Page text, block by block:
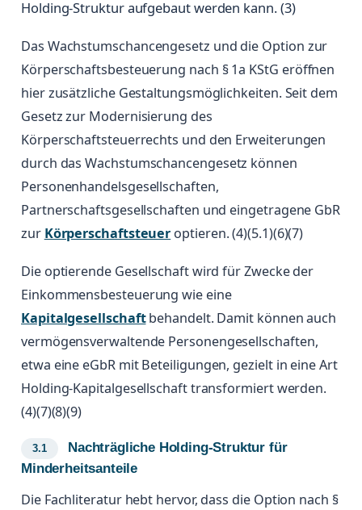
Holding-Struktur aufgebaut werden kann. (3)
Das Wachstumschancengesetz und die Option zur
Körperschaftsbesteuerung nach § 1a KStG eröffnen
hier zusätzliche Gestaltungsmöglichkeiten. Seit dem
Gesetz zur Modernisierung des
Körperschaftsteuerrechts und den Erweiterungen
durch das Wachstumschancengesetz können
Personenhandelsgesellschaften,
Partnerschaftsgesellschaften und eingetragene GbR
zur Körperschaftsteuer optieren. (4)(5.1)(6)(7)
Die optierende Gesellschaft wird für Zwecke der
Einkommensbesteuerung wie eine
Kapitalgesellschaftbehandelt. Damit können auch
vermögensverwaltende Personengesellschaften,
etwa eine eGbR mit Beteiligungen, gezielt in eine Art
Holding-Kapitalgesellschaft transformiert werden.
(4)(7)(8)(9)
Nachträgliche Holding-Struktur für
Minderheitsanteile
Die Fachliteratur hebt hervor, dass die Option nach §